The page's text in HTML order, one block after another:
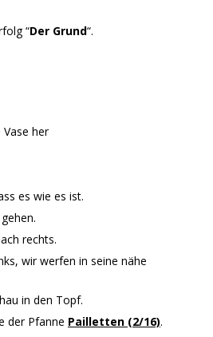
“Der Grund“.
Vase her
es wie es ist.
rechts.
wir werfen in seine nähe
in den Topf.
der Pfanne Pailletten (2/16).